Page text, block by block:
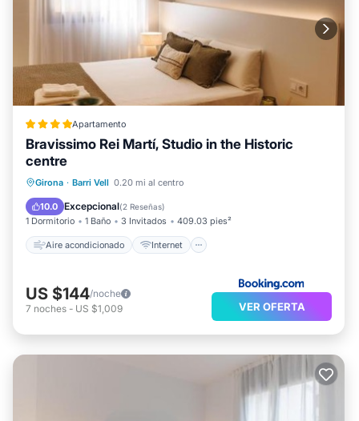
Apartamento
Bravissimo Rei Martí, Studio in the Historic
centre
Girona · Barri Vell 0.20 mi al centro
10.0 Excepcional(2 Reseñas)
1 Dormitorio 1 Baño 3 Invitados 409.03 pies²
Aire acondicionado Internet
Aire acondicionado
Se admiten mascotas
US $144/noche
7 noches - US $1,009 VER OFERTA